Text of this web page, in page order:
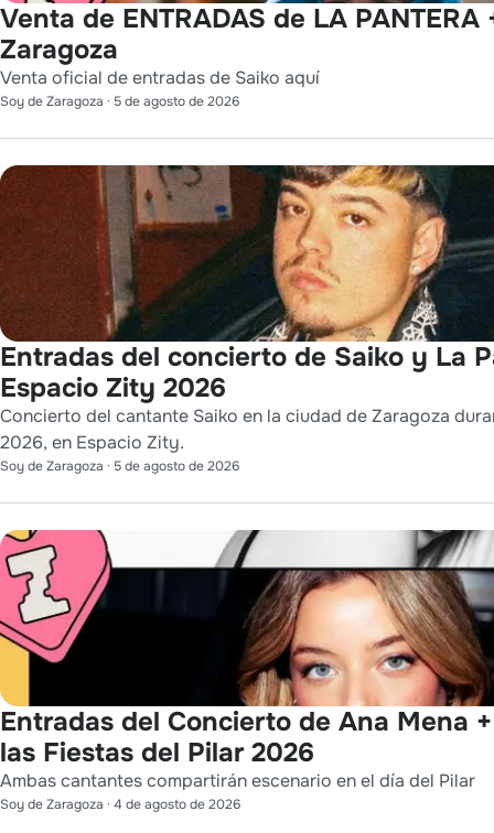
Venta de ENTRADAS de LA PANTERA
Zaragoza
Venta oficial de entradas de Saiko aquí
Soy de Zaragoza · 5 de agosto de 2026
Entradas del concierto de Saiko y La
Espacio Zity 2026
Concierto del cantante Saiko en la ciudad de Zaragoza
2026, en Espacio Zity.
Soy de Zaragoza · 5 de agosto de 2026
Entradas del Concierto de Ana Mena
las Fiestas del Pilar 2026
Ambas cantantes compartirán escenario en el día del Pilar
Soy de Zaragoza · 4 de agosto de 2026